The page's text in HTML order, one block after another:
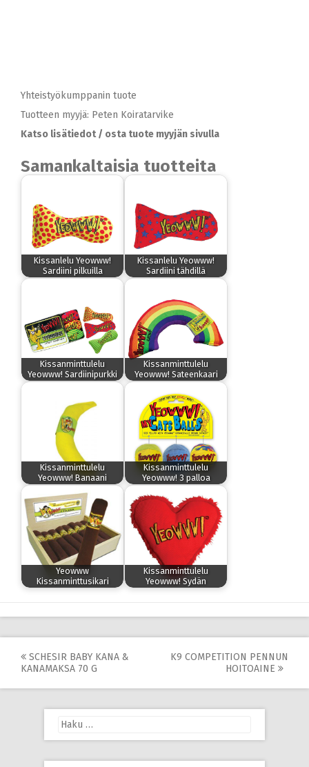
Yhteistyökumppanin tuote
Tuotteen myyjä: Peten Koiratarvike
Katso lisätiedot / osta tuote myyjän sivulla
Samankaltaisia tuotteita
Kissanlelu Yeowww!
Sardiini pilkuilla
Kissanlelu Yeowww!
Sardiini tähdillä
Kissanminttulelu
Yeowww! Sardiinipurkki
Kissanminttulelu
Yeowww! Sateenkaari
Kissanminttulelu
Yeowww! Banaani
Kissanminttulelu
Yeowww! 3 palloa
Yeowww
Kissanminttusikari
Kissanminttulelu
Yeowww! Sydän
Post
SCHESIR BABY KANA &
KANAMAKSA 70 G
K9 COMPETITION PENNUN
HOITOAINE
Haku: